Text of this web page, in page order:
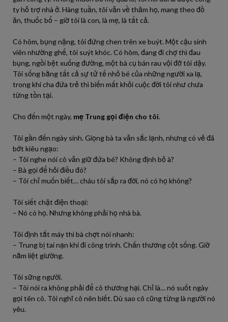
ty hỗ trợ nhà ở. Hàng tuần, tôi vẫn về thăm họ, mang theo đồ
ăn, thuốc bổ – giờ tôi là con, là mẹ, là tất cả.
Có hôm, bụng nặng, tôi đứng chen trên xe buýt. Một cậu sinh
viên nhường ghế, tôi suýt khóc. Có hôm, đang đi chợ thì đau
bụng, ngồi bệt xuống đường, một bà cụ bán rau vội đỡ tôi dậy.
Tôi sống bằng tất cả sự tử tế nhỏ bé của những người xa lạ,
trong khi cha đứa trẻ thì biến mất khỏi cuộc đời tôi như chưa
từng tồn tại.
Cho đến một ngày, mẹ Trung gọi điện cho tôi.
Tôi gần đến ngày sinh. Giọng bà ta vẫn sắc lạnh, nhưng có vẻ đã
bớt kiêu ngạo:
– Tôi nghe nói cô vẫn giữ đứa bé? Không định bỏ à?
– Bà gọi để hỏi điều đó?
– Tôi chỉ muốn biết… cháu tôi sắp ra đời, nó có họ không?
Tôi siết chặt điện thoại:
– Nó có họ. Nhưng không phải họ nhà bà.
Tôi định tắt máy thì bà chợt nói nhanh:
– Trung bị tai nạn khi đi công trình. Chấn thương cột sống. Giờ
nằm liệt giường.
Tôi sững người.
– Tôi nói ra không phải để cô thương hại. Chỉ là… nó suốt ngày
gọi tên cô. Tôi nghĩ cô nên biết. Dù sao cô cũng từng là người nó
yêu.